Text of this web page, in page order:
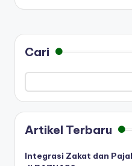
Cari
Artikel Terbaru
Integrasi Zakat dan